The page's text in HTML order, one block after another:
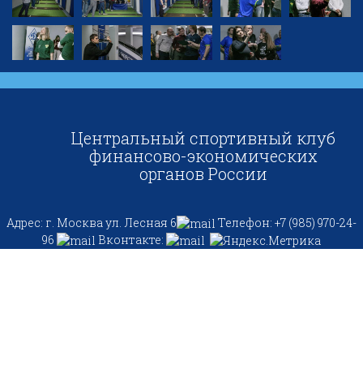
Центральный спортивный клуб
финансово-экономических
органов России
Адрес: г. Москва ул. Лесная 6
Телефон: +7 (985) 970-24-
96
Вконтакте: